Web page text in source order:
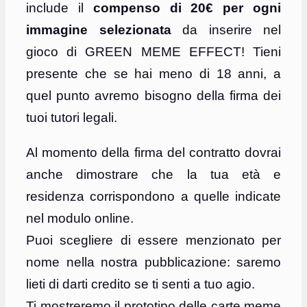
include il compenso di 20€ per ogni
immagine selezionatada inserire nel
gioco di GREEN MEME EFFECT! Tieni
presente che se hai meno di 18 anni, a
quel punto avremo bisogno della firma dei
tuoi tutori legali.
Al momento della firma del contratto dovrai
anche dimostrare che la tua età e
residenza corrispondono a quelle indicate
nel modulo online.
Puoi scegliere di essere menzionato per
nome nella nostra pubblicazione: saremo
lieti di darti credito se ti senti a tuo agio.